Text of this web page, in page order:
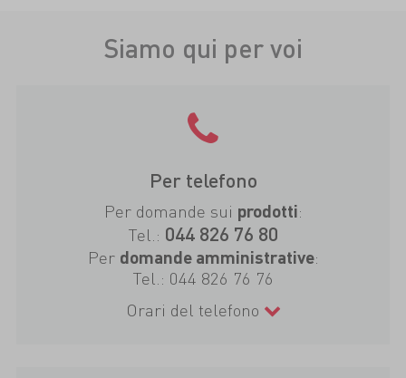
Siamo qui per voi
Per telefono
Per domande sui prodotti:
Tel.: 044 826 76 80
Per domande amministrative:
Tel.: 044 826 76 76
Orari del telefono